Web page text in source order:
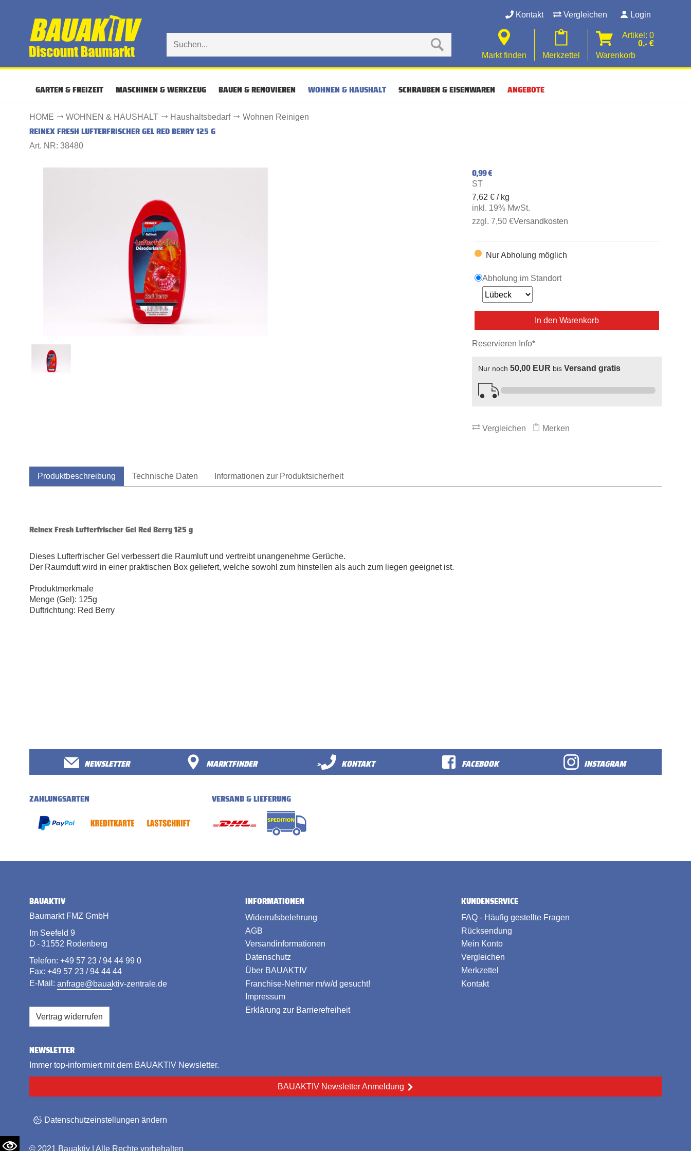
Kontakt Vergleichen Login
Markt finden Merkzettel
Artikel: 0
0,- €
Warenkorb
GARTEN & FREIZEIT MASCHINEN & WERKZEUG BAUEN & RENOVIEREN WOHNEN & HAUSHALT SCHRAUBEN & EISENWAREN ANGEBOTE
HOME WOHNEN & HAUSHALT Haushaltsbedarf Wohnen Reinigen
REINEX FRESH LUFTERFRISCHER GEL RED BERRY 125 G
Art. NR: 38480
0,99 €
ST
7,62 € / kg
inkl. 19% MwSt.
zzgl. 7,50 €Versandkosten
Nur Abholung möglich
Abholung im Standort
In den Warenkorb
Reservieren Info*
Nur noch 50,00 EUR bis Versand gratis
Vergleichen Merken
Produktbeschreibung Technische Daten Informationen zur Produktsicherheit
Reinex Fresh Lufterfrischer Gel Red Berry 125 g
Dieses Lufterfrischer Gel verbessert die Raumluft und vertreibt unangenehme Gerüche.
Der Raumduft wird in einer praktischen Box geliefert, welche sowohl zum hinstellen als auch zum liegen geeignet ist.
Produktmerkmale
Menge (Gel): 125g
Duftrichtung: Red Berry
NEWSLETTER MARKTFINDER > KONTAKT FACEBOOK INSTAGRAM
ZAHLUNGSARTEN VERSAND & LIEFERUNG
BAUAKTIV
Baumarkt FMZ GmbH
Im Seefeld 9
D - 31552 Rodenberg
Telefon: +49 57 23 / 94 44 99 0
Fax: +49 57 23 / 94 44 44
E-Mail: anfrage@bauaktiv-zentrale.de
Vertrag widerrufen
INFORMATIONEN
Widerrufsbelehrung
AGB
Versandinformationen
Datenschutz
Über BAUAKTIV
Franchise-Nehmer m/w/d gesucht!
Impressum
Erklärung zur Barrierefreiheit
KUNDENSERVICE
FAQ - Häufig gestellte Fragen
Rücksendung
Mein Konto
Vergleichen
Merkzettel
Kontakt
NEWSLETTER
Immer top-informiert mit dem BAUAKTIV Newsletter.
BAUAKTIV Newsletter Anmeldung
Datenschutzeinstellungen ändern
© 2021 Bauaktiv | Alle Rechte vorbehalten